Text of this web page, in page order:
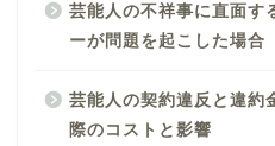
芸能人の不祥事に直面す
ーが問題を起こした場合
芸能人の契約違反と違約
際のコストと影響